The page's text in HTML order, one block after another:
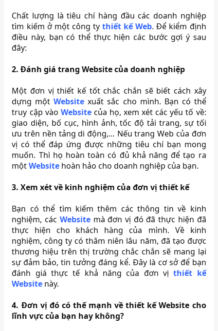
Chất lượng là tiêu chí hàng đầu các doanh nghiệp
tìm kiếm ở một công tythiết kế Web. Để kiểm định
điều này, bạn có thể thực hiện các bước gợi ý sau
đây:
2. Đánh giá trang Website của doanh nghiệp
Một đơn vị thiết kế tốt chắc chắn sẽ biết cách xây
dựng mộtWebsite xuất sắc cho mình. Bạn có thể
truy cập vào Websitecủa họ, xem xét các yếu tố về:
giao diện, bố cục, hình ảnh, tốc độ tải trang, sự tối
ưu trên nền tảng di động,… Nếu trang Web của đơn
vị có thể đáp ứng được những tiêu chí bạn mong
muốn. Thì họ hoàn toàn có đủ khả năng để tạo ra
mộtWebsite hoàn hảo cho doanh nghiệp của bạn.
3. Xem xét về kinh nghiệm của đơn vị thiết kế
Bạn có thể tìm kiếm thêm các thông tin về kinh
nghiệm, các Websitemà đơn vị đó đã thực hiện đã
thực hiện cho khách hàng của mình. Về kinh
nghiệm, công ty có thâm niên lâu năm, đã tạo được
thương hiệu trên thị trường chắc chắn sẽ mang lại
sự đảm bảo, tin tưởng đáng kể. Đây là cơ sở để bạn
đánh giá thực tế khả năng của đơn vịthiết kế
Website này.
4. Đơn vị đó có thế mạnh về thiết kế Website cho
lĩnh vực của bạn hay không?